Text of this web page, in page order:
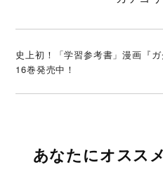
史上初！「学習参考書」漫画『ガ
16巻発売中！
あなたにオスス